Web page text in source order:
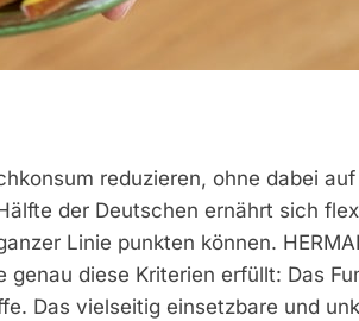
reduzieren, ohne dabei auf
der Deutschen ernährt sich
Linie punkten können.
diese Kriterien erfüllt: Das
Das vielseitig einsetzbare und